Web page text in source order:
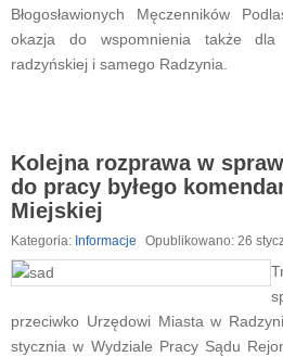
Błogosławionych Męczenników
okazja do wspomnienia także dla
radzyńskiej i samego Radzynia.
Kolejna rozprawa w
do pracy byłego
Miejskiej
Kategoria: Informacje Opublikowano: 26
przeciwko Urzędowi Miasta w
stycznia w Wydziale Pracy Sądu